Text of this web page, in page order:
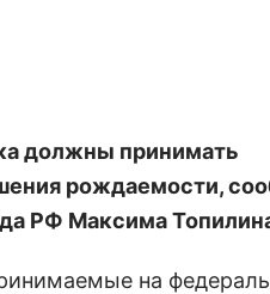
должны принимать
рождаемости,
РФ Максима
на